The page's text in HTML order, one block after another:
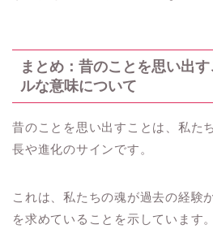
まとめ：昔のことを思い出
ルな意味について
昔のことを思い出すことは、私た
長や進化のサインです。
これは、私たちの魂が過去の経験
を求めていることを示しています。